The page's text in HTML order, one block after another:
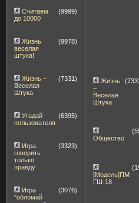
Считаем
до 10000
(9999)
Жизнь
веселая
штука!
(9978)
Жизнь –
Веселая
Штука
(7331)
Угадай
пользователя
(6395)
Игра
говорить
только
правду
(3323)
Игра
"обломай
(3076)
Жизнь
–
Веселая
Штука
Общество
[Модель]ПМ
ГШ-18